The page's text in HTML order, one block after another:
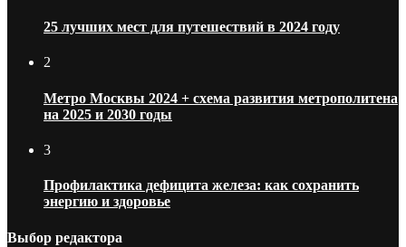
25 лучших мест для путешествий в 2024 году
2
Метро Москвы 2024 + схема развития метрополитена
на 2025 и 2030 годы
3
Профилактика дефицита железа: как сохранить
энергию и здоровье
Выбор редактора